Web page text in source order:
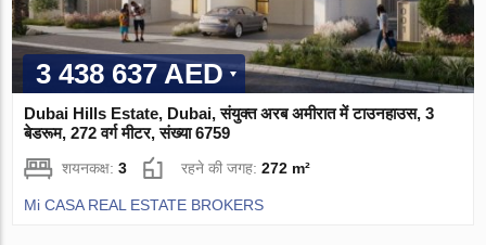
3 438 637 AED
Dubai Hills Estate, Dubai, संयुक्त अरब अमीरात में टाउनहाउस, 3
बेडरूम, 272 वर्ग मीटर, संख्या 6759
शयनकक्ष:3 रहने की जगह:272 m²
Mi CASA REAL ESTATE BROKERS